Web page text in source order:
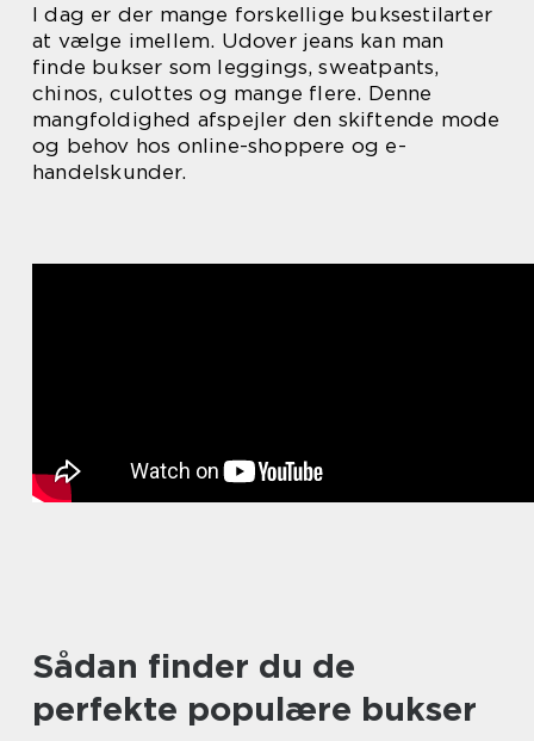
I dag er der mange forskellige buksestilarter
at vælge imellem. Udover jeans kan man
finde bukser som leggings, sweatpants,
chinos, culottes og mange flere. Denne
mangfoldighed afspejler den skiftende mode
og behov hos online-shoppere og e-
handelskunder.
Sådan finder du de
perfekte populære bukser